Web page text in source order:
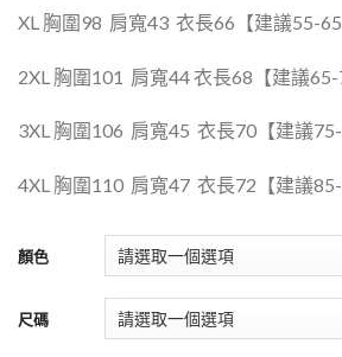
XL 胸圍98 肩寬43 衣長66【建議55-65
2XL 胸圍101 肩寬44 衣長68【建議65-
3XL 胸圍106 肩寬45 衣長70【建議75-
4XL 胸圍110 肩寬47 衣長72【建議85-
顏色
尺碼